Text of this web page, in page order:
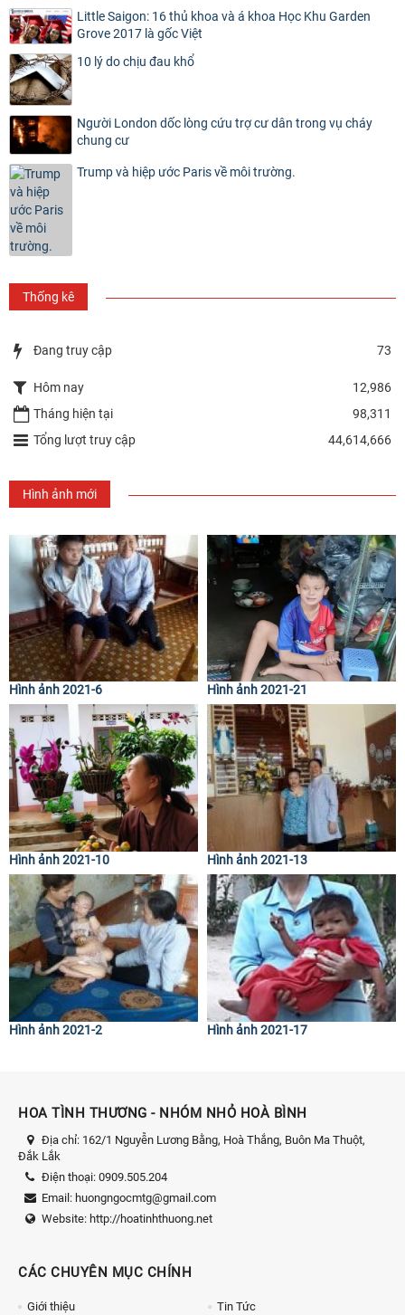
Little Saigon: 16 thủ khoa và á khoa Học Khu Garden
Grove 2017 là gốc Việt
10 lý do chịu đau khổ
Người London dốc lòng cứu trợ cư dân trong vụ cháy
chung cư
Trump và hiệp ước Paris về môi trường.
Thống kê
Đang truy cập 73
Hôm nay
12,986
Tháng hiện tại
98,311
Tổng lượt truy cập
44,614,666
Hình ảnh mới
Hình ảnh 2021-6 Hình ảnh 2021-21
Hình ảnh 2021-10 Hình ảnh 2021-13
Hình ảnh 2021-2 Hình ảnh 2021-17
HOA TÌNH THƯƠNG - NHÓM NHỎ HOÀ BÌNH
Địa chỉ: 162/1 Nguyễn Lương Bằng, Hoà Thắng, Buôn Ma Thuột,
Đắk Lắk
Điện thoại: 0909.505.204
Email: huongngocmtg@gmail.com
Website: http://hoatinhthuong.net
CÁC CHUYÊN MỤC CHÍNH
Giới thiệu Tin Tức